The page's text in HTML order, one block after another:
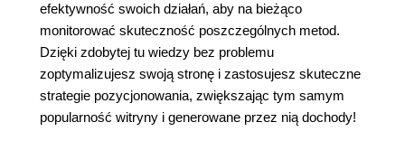
efektywność swoich działań, aby na bieżąco
monitorować skuteczność poszczególnych metod.
Dzięki zdobytej tu wiedzy bez problemu
zoptymalizujesz swoją stronę i zastosujesz skuteczne
strategie pozycjonowania, zwiększając tym samym
popularność witryny i generowane przez nią dochody!